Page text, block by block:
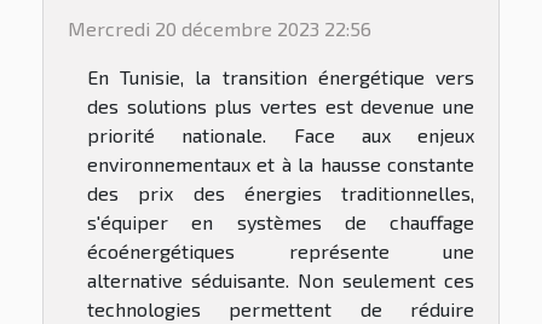
Mercredi 20 décembre 2023 22:56
En Tunisie, la transition énergétique vers
des solutions plus vertes est devenue une
priorité nationale. Face aux enjeux
environnementaux et à la hausse constante
des prix des énergies traditionnelles,
s'équiper en systèmes de chauffage
écoénergétiques représente une
alternative séduisante. Non seulement ces
technologies permettent de réduire